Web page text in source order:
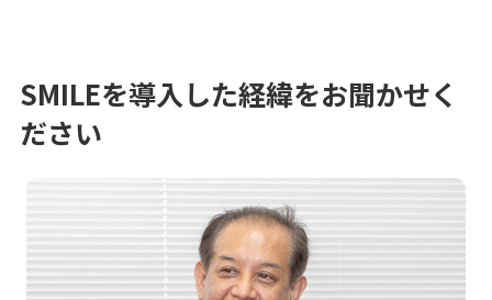
SMILEを導入した経緯をお聞かせく
ださい